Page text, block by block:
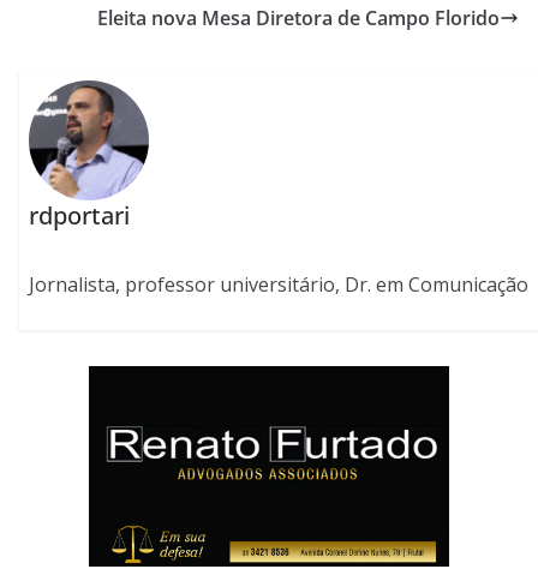
Eleita nova Mesa Diretora de Campo Florido
rdportari
Jornalista, professor universitário, Dr. em Comunicação